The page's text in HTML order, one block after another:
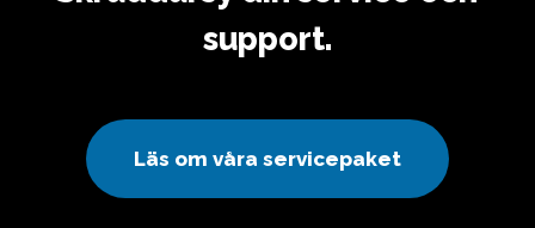
support.
Läs om våra servicepaket